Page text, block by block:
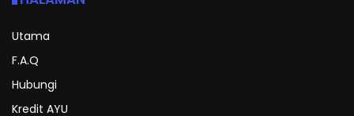
Utama
F.A.Q
Hubungi
Kredit AYU